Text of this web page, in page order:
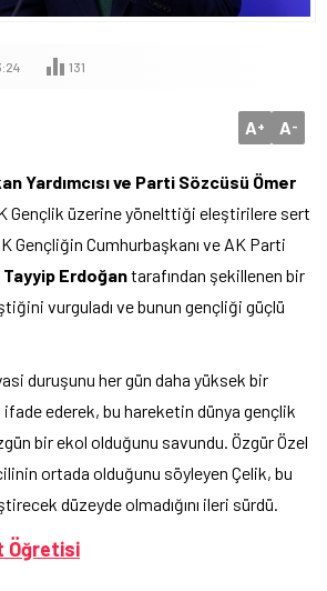
131
A+ A-
Yardımcısı ve Parti Sözcüsü Ömer
Gençlik üzerine yönelttiği eleştirilere sert
Gençliğin Cumhurbaşkanı ve AK Parti
Erdoğantarafından şekillenen bir
vurguladı ve bunun gençliği güçlü
duruşunu her gün daha yüksek bir
ifade ederek, bu hareketin dünya gençlik
bir ekol olduğunu savundu. Özgür Özel
ortada olduğunu söyleyen Çelik, bu
düzeyde olmadığını ileri sürdü.
Öğretisi